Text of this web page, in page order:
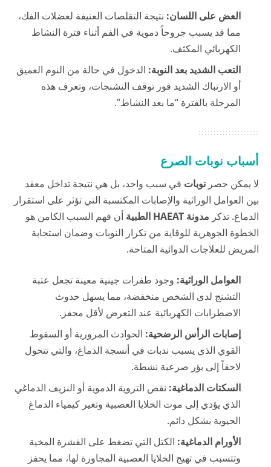
العض على اللسان: نتيجة التقلصات العنيفة لعضلات الفك،
مما قد يسبب جروحاً دموية في الفم أثناء فترة النشاط
الكهربائي المكثف.
التعب الشديد بعد النوبة: الدخول في حالة من النوم العميق
أو الارتباك الشديد فور توقف التشنجات، وتعرف هذه
المرحلة بالفترة “ما بعد النشاط”.
أسباب نوبات الصرع
لا يمكن حصر نوبات في سبب واحد، بل هي نتيجة تداخل معقد
بين العوامل الوراثية والإصابات المكتسبة التي تؤثر على استقرار
الدماغ. تذكر مدونة HAEAT الطبية
أن فهم السبب الكامن هو
الخطوة الجوهرية للوقاية من تكرار النوبات وضمان استجابة
المريض للعلاجات الدوائية المتاحة.
العوامل الوراثية: وجود طفرات جينية معينة تجعل عتبة
التشنج لدى الشخص منخفضة، مما يسهل حدوث
الاضطرابات الكهربائية عند التعرض لأقل محفز.
إصابات الرأس الرضحية: الحوادث المرورية أو السقوط
القوي الذي يسبب ندبات في أنسجة الدماغ، والتي تتحول
لاحقاً إلى بؤر صرعية نشطة.
السكتات الدماغية: نقص التروية الدموية أو النزيف الدماغي
الذي يؤدي إلى موت الخلايا العصبية وتغير كيمياء الدماغ
الحيوية بشكل دائم.
الأورام الدماغية: الكتل التي تضغط على القشرة المخية
وتتسبب في تهيج الخلايا العصبية المجاورة لها، مما يحفز